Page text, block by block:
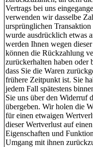
Vertrags bei uns
verwenden wir dasselbe
ursprünglichen Transaktion
wurde ausdrücklich etwas
werden Ihnen wegen
können die Rückzahlung
zurückerhalten haben oder
dass Sie die Waren
frühere Zeitpunkt ist. Sie
jedem Fall spätestens
Sie uns über den Widerruf
übergeben. Wir holen die
für einen etwaigen
dieser Wertverlust auf
Eigenschaften und
Umgang mit ihnen